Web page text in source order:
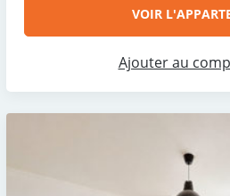
VOIR
Ajouter au